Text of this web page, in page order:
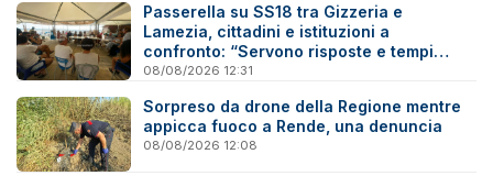
Passerella su SS18 tra Gizzeria e
Lamezia, cittadini e istituzioni a
confronto: “Servono risposte e tempi
certi”
08/08/2026 12:31
Sorpreso da drone della Regione mentre
appicca fuoco a Rende, una denuncia
08/08/2026 12:08